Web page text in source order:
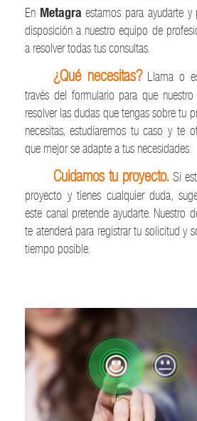
En Metagra estamos para ayudarte
disposición a nuestro equipo de
a resolver todas tus consultas.
¿Qué necesitas?Llama o
través del formulario para que
resolver las dudas que tengas sobre tu
necesitas, estudiaremos tu caso y te
que mejor se adapte a tus necesidades.
Cuidamos tu proyecto. Si
proyecto y tienes cualquier duda,
este canal pretende ayudarte. Nuestro
te atenderá para registrar tu solicitud y
tiempo posible.